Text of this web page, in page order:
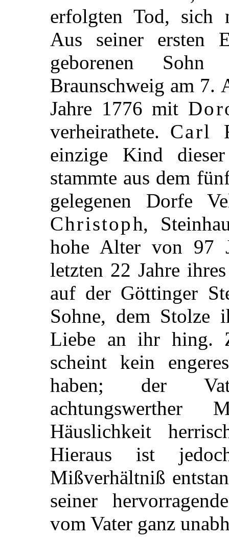
erfolgten Tod, sich
Aus seiner ersten
geborenen
Braunschweig am 7.
Jahre 1776 mit
verheirathete. Carl
einzige Kind
stammte aus dem
gelegenen Dorfe
Christoph,
hohe Alter von 97
letzten 22 Jahre
auf der Göttinger
Sohne, dem Stolze
Liebe an ihr hing.
scheint kein
haben; der
Häuslichkeit
Hieraus ist
Mißverhältniß
seiner
vom Vater ganz